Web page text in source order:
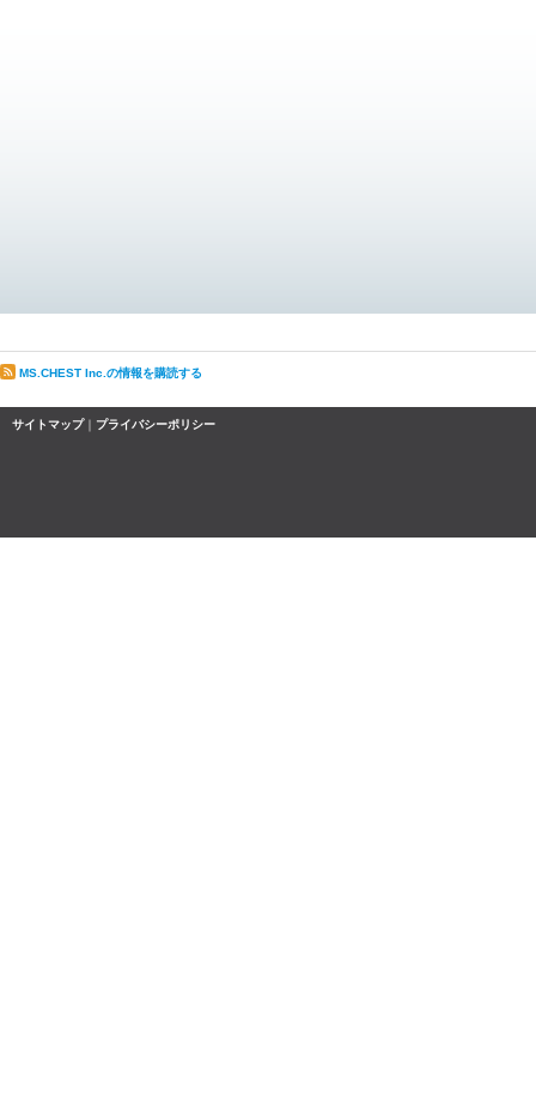
MS.CHEST Inc.の情報を購読する
サイトマップ｜ プライバシーポリシー